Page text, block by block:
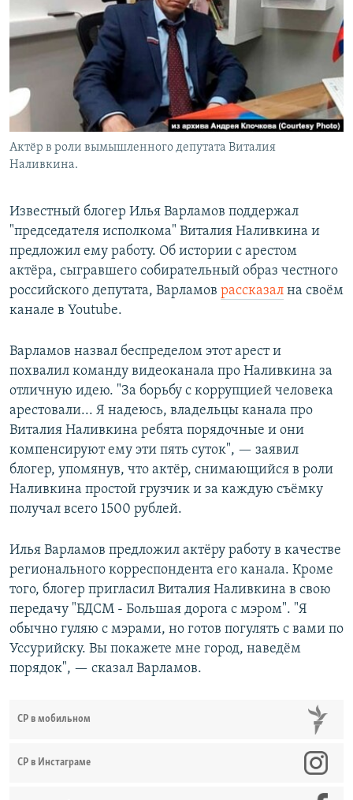
РАСПИСАНИЕ ВЕЩАНИЯ
ПОДПИШИТЕСЬ НА РАССЫЛКУ
СОЦИАЛЬНЫЕ СЕТИ
Актёр в роли вымышленного депутата Виталия
Наливкина.
Известный блогер Илья Варламов поддержал
"председателя исполкома" Виталия Наливкина и
предложил ему работу. Об истории с арестом
актёра, сыгравшего собирательный образ честного
российского депутата, Варламов рассказал на своём
канале в Youtube.
Варламов назвал беспределом этот арест и
похвалил команду видеоканала про Наливкина за
отличную идею. "За борьбу с коррупцией человека
арестовали... Я надеюсь, владельцы канала про
Виталия Наливкина ребята порядочные и они
компенсируют ему эти пять суток", — заявил
блогер, упомянув, что актёр, снимающийся в роли
Наливкина простой грузчик и за каждую съёмку
получал всего 1500 рублей.
Илья Варламов предложил актёру работу в качестве
регионального корреспондента его канала. Кроме
того, блогер пригласил Виталия Наливкина в свою
передачу "БДСМ - Большая дорога с мэром". "Я
обычно гуляю с мэрами, но готов погулять с вами по
Уссурийску. Вы покажете мне город, наведём
порядок", — сказал Варламов.
СР в мобильном
СР в Инстаграме